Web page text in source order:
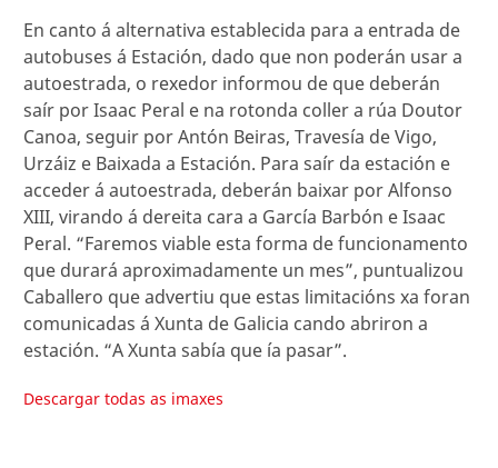
En canto á alternativa establecida para a entrada de
autobuses á Estación, dado que non poderán usar a
autoestrada, o rexedor informou de que deberán
saír por Isaac Peral e na rotonda coller a rúa Doutor
Canoa, seguir por Antón Beiras, Travesía de Vigo,
Urzáiz e Baixada a Estación. Para saír da estación e
acceder á autoestrada, deberán baixar por Alfonso
XIII, virando á dereita cara a García Barbón e Isaac
Peral. “Faremos viable esta forma de funcionamento
que durará aproximadamente un mes”, puntualizou
Caballero que advertiu que estas limitacións xa foran
comunicadas á Xunta de Galicia cando abriron a
estación. “A Xunta sabía que ía pasar”.
Descargar todas as imaxes